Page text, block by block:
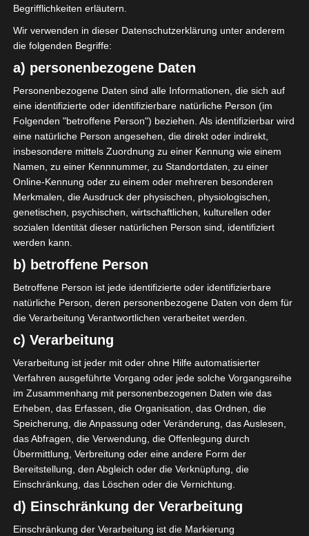
Étoile Sportive de Métlaoui oder ES Métlaoui, kurz
ESM, ist ein 1950 gegründeter, tunesischer
Fußballverein in der Stadt Métlaoui im Gouvernorat
Gafsa in Tunesien.
Der Verein spielte in der Saison 2011/2012 in der Liga
III. Von Beginn der Saison an eroberte er den ersten
Platz und erzielte hervorragende Ergebnisse, die es
ihm erlaubten, die Liga II zu erreichen. ESM setzte
seine Erfolgsserie fort und wurde in der ersten Phase
Erster in seiner Gruppe, konnte dann das Playoff
gewinnen und zum ersten Mal in seiner Geschichte
in die Ligue I aufsteigen.
SPIELPLAN
Ligue 1 Pro
22 Aug. 2026-16:30
Étoile Sportive de
Métlaoui (ESM)
Ligue 1 Pro
29 Aug. 2026
Étoile Sportive du Sahel
Sousse (ESS)
- -
Étoile Sportive de
Métlaoui (ESM)
Stade Olympique de Sousse (Olympiastadion Sousse)
Ligue 1 Pro
5 Sep. 2026-16:30
Métlaoui (ESM)
- - Espoir Sportif de
Hammam Sousse
(ESHS)
Begrifflichkeiten erläutern.
Wir verwenden in dieser Datenschutzerklärung unter anderem
die folgenden Begriffe:
a) personenbezogene Daten
Personenbezogene Daten sind alle Informationen, die sich auf
eine identifizierte oder identifizierbare natürliche Person (im
Folgenden "betroffene Person") beziehen. Als identifizierbar wird
eine natürliche Person angesehen, die direkt oder indirekt,
insbesondere mittels Zuordnung zu einer Kennung wie einem
Namen, zu einer Kennnummer, zu Standortdaten, zu einer
Online-Kennung oder zu einem oder mehreren besonderen
Merkmalen, die Ausdruck der physischen, physiologischen,
genetischen, psychischen, wirtschaftlichen, kulturellen oder
sozialen Identität dieser natürlichen Person sind, identifiziert
werden kann.
b) betroffene Person
Betroffene Person ist jede identifizierte oder identifizierbare
natürliche Person, deren personenbezogene Daten von dem für
die Verarbeitung Verantwortlichen verarbeitet werden.
c) Verarbeitung
Verarbeitung ist jeder mit oder ohne Hilfe automatisierter
Verfahren ausgeführte Vorgang oder jede solche Vorgangsreihe
im Zusammenhang mit personenbezogenen Daten wie das
Erheben, das Erfassen, die Organisation, das Ordnen, die
Speicherung, die Anpassung oder Veränderung, das Auslesen,
das Abfragen, die Verwendung, die Offenlegung durch
Übermittlung, Verbreitung oder eine andere Form der
Bereitstellung, den Abgleich oder die Verknüpfung, die
Einschränkung, das Löschen oder die Vernichtung.
d) Einschränkung der Verarbeitung
Einschränkung der Verarbeitung ist die Markierung